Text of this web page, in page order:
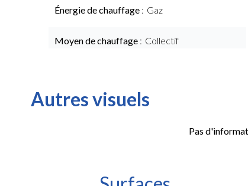
Énergie de chauffage Gaz
Moyen de chauffage Collectif
Autres visuels
Pas